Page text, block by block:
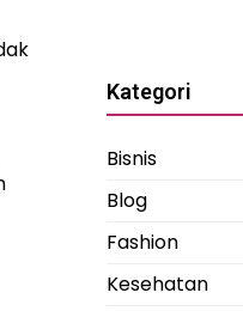
Kategori
Bisnis
Blog
Fashion
Kesehatan